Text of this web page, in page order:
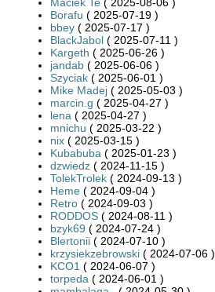
Borafu ( 2025-07-19 )
bbey ( 2025-07-17 )
BlackJabol ( 2025-07-11 )
Kargeth ( 2025-06-26 )
jandab ( 2025-06-06 )
Szyciak ( 2025-06-01 )
Mike Madej ( 2025-05-03 )
marcin.g ( 2025-04-27 )
lena ( 2025-04-27 )
mnichu ( 2025-03-22 )
nix ( 2025-03-15 )
Kubabuba ( 2025-01-23 )
dzwiedz ( 2024-11-15 )
TolekTrolek ( 2024-09-13 )
Heme ( 2024-09-04 )
Retro ( 2024-09-03 )
RODDOS ( 2024-08-11 )
bzyk69 ( 2024-07-24 )
Blertonii ( 2024-07-10 )
krzysiekzebrowski ( 2024-07-06 )
KCO1 ( 2024-06-07 )
torpeda ( 2024-06-01 )